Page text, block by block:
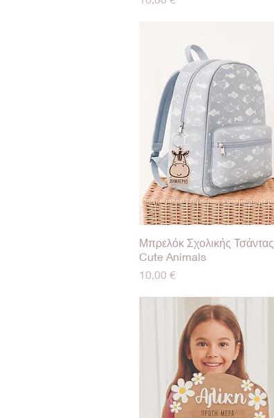
Γρήγορη προβολή
Μπρελόκ Σχολικής Τσάντας
Cute Animals
Τιμή
10,00 €